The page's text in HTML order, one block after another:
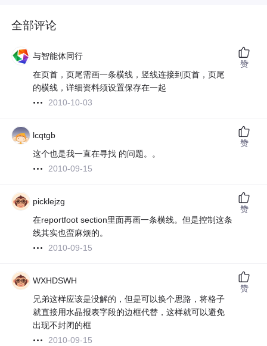
全部评论
与智能体同行
在页首，页尾需画一条横线，竖线连接到页首，页尾
的横线，详细资料须设置保存在一起
2010-10-03
赞
lcqtgb
这个也是我一直在寻找 的问题。。
2010-09-15
赞
picklejzg
在reportfoot section里面再画一条横线。但是控制这条
线其实也蛮麻烦的。
2010-09-15
赞
WXHDSWH
兄弟这样应该是没解的，但是可以换个思路，将格子
就直接用水晶报表字段的边框代替，这样就可以避免
出现不封闭的框
2010-09-15
赞